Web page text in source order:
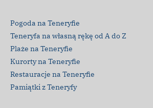
Pogoda na Teneryfie
Teneryfa na własną rękę od A do Z
Plaże na Teneryfie
Kurorty na Teneryfie
Restauracje na Teneryfie
Pamiątki z Teneryfy